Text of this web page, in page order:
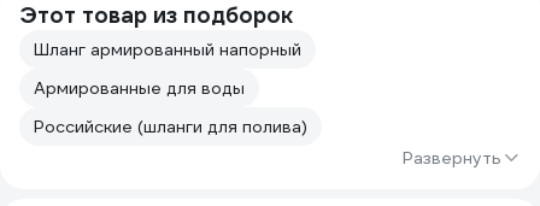
Этот товар из подборок
Шланг армированный напорный
Армированные для воды
Российские (шланги для полива)
Развернуть